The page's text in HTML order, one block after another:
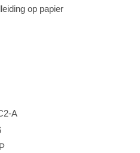
op papier
A